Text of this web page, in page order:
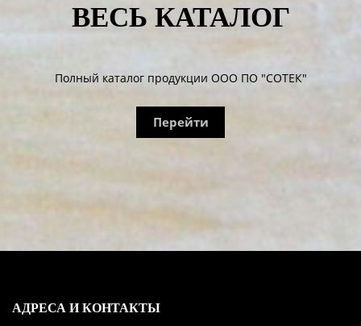
ВЕСЬ КАТАЛОГ
Полный каталог продукции ООО ПО "СОТЕК"
Перейти
АДРЕСА И КОНТАКТЫ